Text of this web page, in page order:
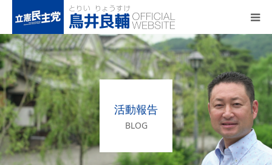
活動報告
BLOG
トップページ
基本政策
プロフィール
事務所アクセス